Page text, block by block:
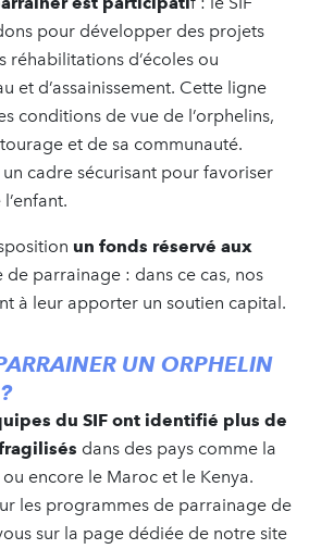
pour développer des projets
réhabilitations d’écoles ou
et d’assainissement. Cette ligne
conditions de vue de l’orphelins,
et de sa communauté.
un cadre sécurisant pour favoriser
un fonds réservé aux
de parrainage : dans ce cas, nos
à leur apporter un soutien capital.
UN ORPHELIN
du SIF ont identifié plus de
dans des pays comme la
encore le Maroc et le Kenya.
les programmes de parrainage de
sur la page dédiée de notre site